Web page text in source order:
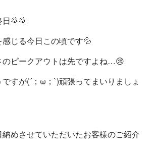
日🌞🌞
じる今日この頃です💦
のピークアウトは先ですよね…😢
すが(´；ω；`)頑張ってまいりましょ
めさせていただいたお客様のご紹介